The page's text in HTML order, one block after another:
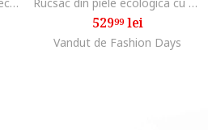
52999lei
Vandut de Fashion Days